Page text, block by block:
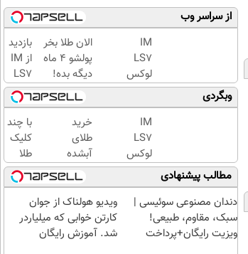
از سراسر وب
IM
LS7
لوکس
ترین
شاسی
بلند
برقی
ایران
الان طلا بخر
پولشو 4 ماه
دیگه بده!
سرمایه‌گذاری
طلا با اقساط
بی‌بهره
بازدید
از IM
LS7
لوکس
ترین
شاسی
بلند
برقی
ایران
در
باشگاه
انقلاب
وبگردی
IM
LS7
لوکس
ترین
شاسی
بلند
برقی
ایران
خرید
طلای
آبشده
حتی با
۱۰۰هزارتومان
با چند
کلیک
طلا
(ثبت‌نام
کن |
خرید
مطالب پیشنهادی
دندان مصنوعی سوئیسی |
سبک، مقاوم، طبیعی!
ویزیت رایگان+پرداخت
ویدیو هولناک از جوان
کارتن خوابی که میلیاردر
شد. آموزش رایگان